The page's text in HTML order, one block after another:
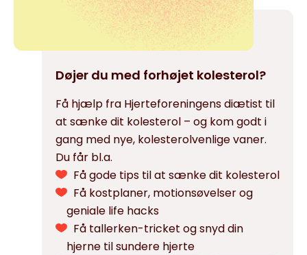
Døjer du med forhøjet kolesterol?
Få hjælp fra Hjerteforeningens diætist til
at sænke dit kolesterol – og kom godt i
gang med nye, kolesterolvenlige vaner.
Du får bl.a.
Få gode tips til at sænke dit kolesterol
Få kostplaner, motionsøvelser og
geniale life hacks
Få tallerken-tricket og snyd din
hjerne til sundere hjerte